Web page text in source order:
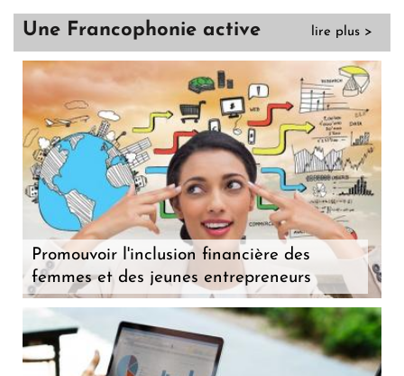
Une Francophonie active lire plus >
Promouvoir l'inclusion financière des
femmes et des jeunes entrepreneurs